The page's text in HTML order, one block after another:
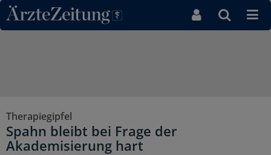
Direkt zum Inhaltsbereich
Therapiegipfel
Spahn bleibt bei Frage der
Akademisierung hart